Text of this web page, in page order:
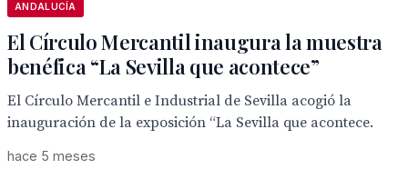
ANDALUCÍA
El Círculo Mercantil inaugura la muestra
benéfica “La Sevilla que acontece”
El Círculo Mercantil e Industrial de Sevilla acogió la
inauguración de la exposición “La Sevilla que acontece.
hace 5 meses